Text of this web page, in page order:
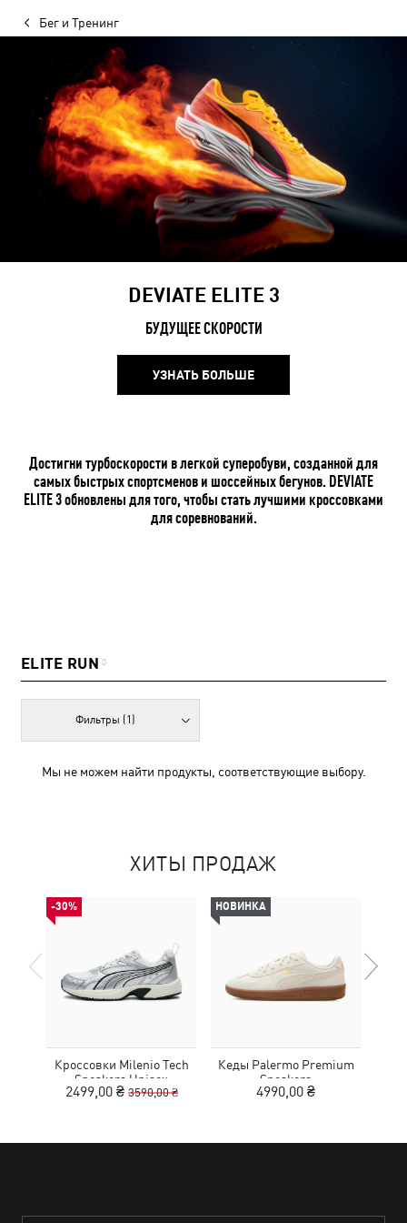
Бег и Тренинг
DEVIATE ELITE 3
БУДУЩЕЕ СКОРОСТИ
УЗНАТЬ БОЛЬШЕ
Достигни турбоскорости в легкой суперобуви, созданной для
самых быстрых спортсменов и шоссейных бегунов. DEVIATE
ELITE 3 обновлены для того, чтобы стать лучшими кроссовками
для соревнований.
ELITE RUN 0
Фильтры (1)
Мы не можем найти продукты, соответствующие выбору.
ХИТЫ ПРОДАЖ
-30%
Кроссовки Milenio Tech
Sneakers Unisex
2499,00 ₴ 3590,00 ₴
НОВИНКА
Кеды Palermo Premium
Sneakers
4990,00 ₴